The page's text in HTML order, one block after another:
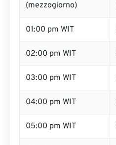
(mezzogiorno)
01:00 pm WIT
02:00 pm WIT
03:00 pm WIT
04:00 pm WIT
05:00 pm WIT